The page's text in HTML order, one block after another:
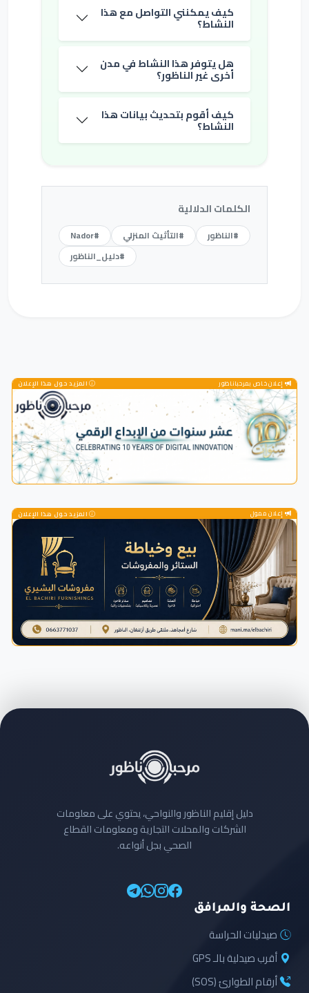
كيف يمكنني التواصل مع هذا
النشاط؟
هل يتوفر هذا النشاط في مدن
أخرى غير الناظور؟
كيف أقوم بتحديث بيانات هذا
النشاط؟
الكلمات الدلالية
#الناظور #التأثيث المنزلي
#Nador
#دليل_الناظور
إعلان خاص بمرحباناظور المزيد حول هذا الإعلان
إعلان ممول المزيد حول هذا الإعلان
دليل إقليم الناظور والنواحي، يحتوي على معلومات
الشركات والمحلات التجارية ومعلومات القطاع
الصحي بجل أنواعه.
الصحة والمرافق
صيدليات الحراسة
أقرب صيدلية بالـ GPS
أرقام الطوارئ (SOS)